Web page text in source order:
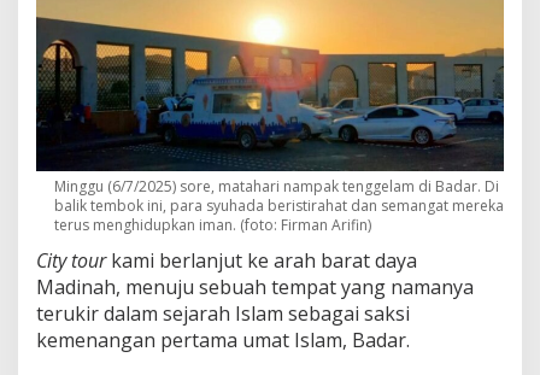
S
e
p
e
r
t
i
g
a
M
e
g
a
l
a
Minggu (6/7/2025) sore, matahari nampak tenggelam di Badar. Di
balik tembok ini, para syuhada beristirahat dan semangat mereka
terus menghidupkan iman. (foto: Firman Arifin)
City tourkami berlanjut ke arah barat daya
Madinah, menuju sebuah tempat yang namanya
terukir dalam sejarah Islam sebagai saksi
kemenangan pertama umat Islam, Badar.